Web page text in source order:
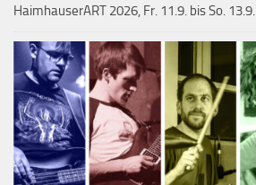
HaimhauserART 2026, Fr. 11.9. bis So. 13.9.